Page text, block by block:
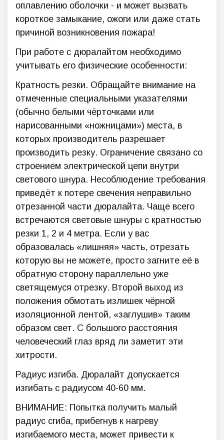
оплавлению оболочки - и может вызвать
короткое замыкание, ожоги или даже стать
причиной возникновения пожара!
При работе с дюралайтом необходимо
учитывать его физические особенности:
Кратность резки. Обращайте внимание на
отмеченные специальными указателями
(обычно белыми чёрточками или
нарисованными «ножницами») места, в
которых производитель разрешает
производить резку. Ограничение связано со
строением электрической цепи внутри
светового шнура. Несоблюдение требования
приведёт к потере свечения неправильно
отрезанной части дюралайта. Чаще всего
встречаются световые шнуры с кратностью
резки 1, 2 и 4 метра. Если у вас
образовалась «лишняя» часть, отрезать
которую вы не можете, просто загните её в
обратную сторону параллельно уже
светящемуся отрезку. Второй выход из
положения обмотать излишек чёрной
изоляционной лентой, «заглушив» таким
образом свет. С большого расстояния
человеческий глаз вряд ли заметит эти
хитрости.
Радиус изгиба. Дюралайт допускается
изгибать с радиусом 40-60 мм.
ВНИМАНИЕ: Попытка получить малый
радиус сгиба, прибегнув к нагреву
изгибаемого места, может привести к